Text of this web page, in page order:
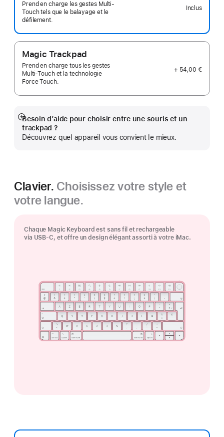
Prend en charge les gestes Multi-
Touch tels que le balayage et le
défilement.
Inclus
Magic Trackpad
Prend en charge tous les gestes
Multi‑Touch et la technologie
Force Touch.
+ 54,00 €
Besoin d’aide pour choisir entre une souris et un
trackpad ?
Découvrez quel appareil vous convient le mieux.
Afficher
plus
Clavier. Choisissez votre style et
votre langue.
Chaque Magic Keyboard est sans fil et rechargeable
via USB-C, et offre un design élégant assorti à votre iMac.